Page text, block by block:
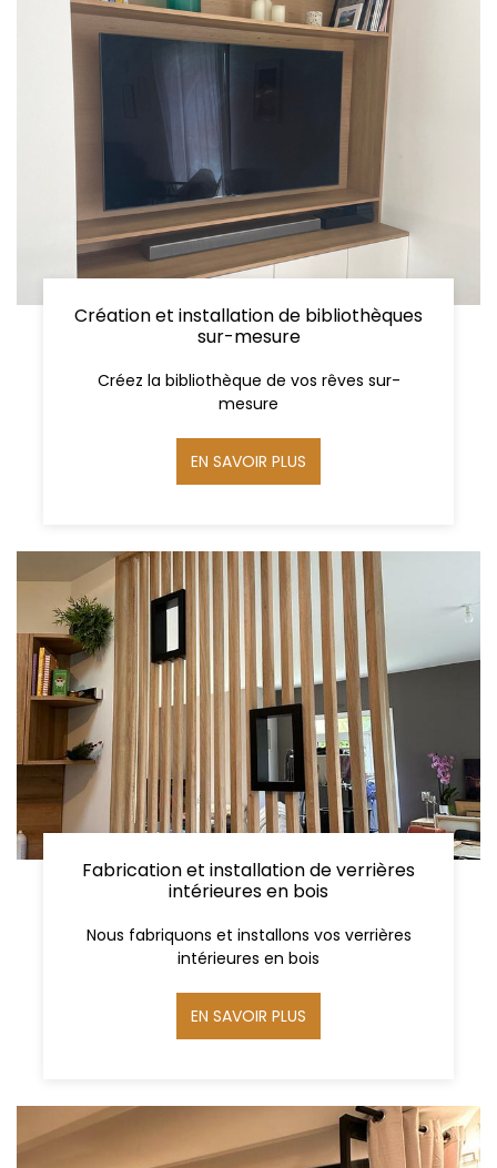
Création et installation de bibliothèques
sur-mesure
Créez la bibliothèque de vos rêves sur-
mesure
EN SAVOIR PLUS
Fabrication et installation de verrières
intérieures en bois
Nous fabriquons et installons vos verrières
intérieures en bois
EN SAVOIR PLUS